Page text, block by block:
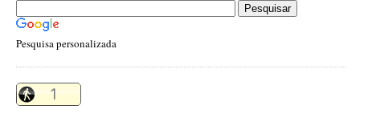
Pesquisa personalizada